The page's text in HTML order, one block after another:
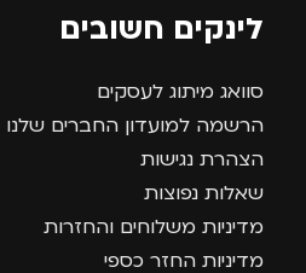
לינקים חשובים
סוואג מיתוג לעסקים
הרשמה למועדון החברים שלנו
הצהרת נגישות
שאלות נפוצות
מדיניות משלוחים והחזרות
מדיניות החזר כספי